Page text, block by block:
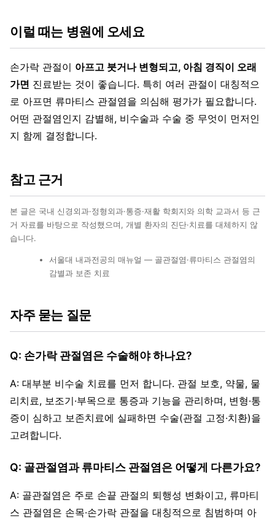
이럴 때는 병원에 오세요
손가락 관절이 아프고 붓거나 변형되고, 아침 경직이 오래
가면 진료받는 것이 좋습니다. 특히 여러 관절이 대칭적으
로 아프면 류마티스 관절염을 의심해 평가가 필요합니다.
어떤 관절염인지 감별해, 비수술과 수술 중 무엇이 먼저인
지 함께 결정합니다.
참고 근거
본 글은 국내 신경외과·정형외과·통증·재활 학회지와 의학 교과서 등 근
거 자료를 바탕으로 작성했으며, 개별 환자의 진단·치료를 대체하지 않
습니다.
서울대 내과전공의 매뉴얼 — 골관절염·류마티스 관절염의
감별과 보존 치료
자주 묻는 질문
Q: 손가락 관절염은 수술해야 하나요?
A: 대부분 비수술 치료를 먼저 합니다. 관절 보호, 약물, 물
리치료, 보조기·부목으로 통증과 기능을 관리하며, 변형·통
증이 심하고 보존치료에 실패하면 수술(관절 고정·치환)을
고려합니다.
Q: 골관절염과 류마티스 관절염은 어떻게 다른가요?
A: 골관절염은 주로 손끝 관절의 퇴행성 변화이고, 류마티
스 관절염은 손목·손가락 관절을 대칭적으로 침범하며 아